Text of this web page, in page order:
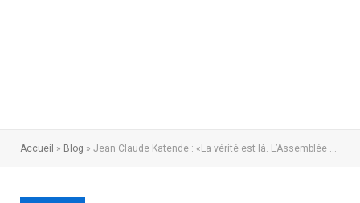
Accueil » Blog » Jean Claude Katende : «La vérité est là. L’Assemblée nationale a trahi la nation»